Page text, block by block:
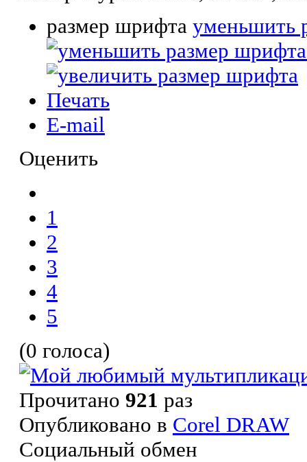
размер шрифта уменьшить
Печать
E-mail
Оценить
1
2
3
4
5
(0 голоса)
Прочитано 921 раз
Опубликовано в Corel DRAW
Социальный обмен